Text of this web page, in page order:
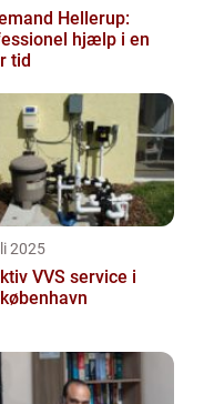
Hellerup:
hjælp i en
tid
2025
VVS service i